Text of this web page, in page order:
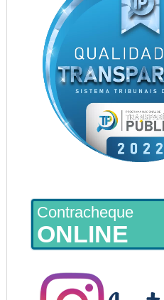
Contracheque
ONLINE